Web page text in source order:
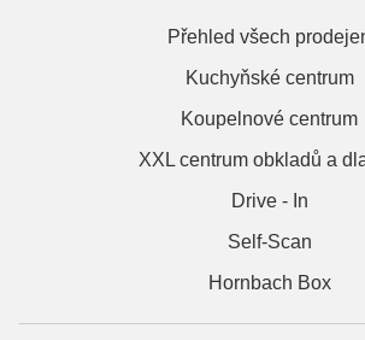
Přehled všech
Kuchyňské centrum
Koupelnové centrum
XXL centrum obkladů a
Drive - In
Self-Scan
Hornbach Box